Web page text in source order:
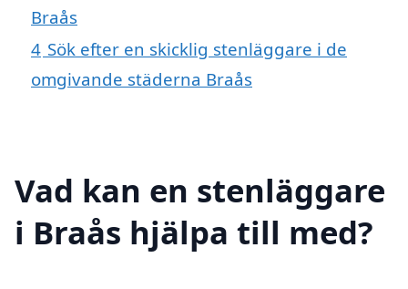
Braås
4 Sök efter en skicklig stenläggare i de
omgivande städerna Braås
Vad kan en stenläggare
i Braås hjälpa till med?